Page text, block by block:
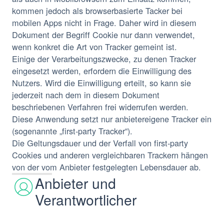
kommen jedoch als browserbasierte Tacker bei
mobilen Apps nicht in Frage. Daher wird in diesem
Dokument der Begriff Cookie nur dann verwendet,
wenn konkret die Art von Tracker gemeint ist.
Einige der Verarbeitungszwecke, zu denen Tracker
eingesetzt werden, erfordern die Einwilligung des
Nutzers. Wird die Einwilligung erteilt, so kann sie
jederzeit nach dem in diesem Dokument
beschriebenen Verfahren frei widerrufen werden.
Diese Anwendung setzt nur anbietereigene Tracker ein
(sogenannte „first-party Tracker“).
Die Geltungsdauer und der Verfall von first-party
Cookies und anderen vergleichbaren Trackern hängen
von der vom Anbieter festgelegten Lebensdauer ab.
Anbieter und
Verantwortlicher